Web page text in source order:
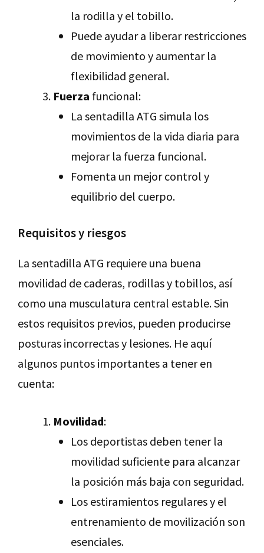
la rodilla y el tobillo.
Puede ayudar a liberar restricciones
de movimiento y aumentar la
flexibilidad general.
Fuerza funcional:
La sentadilla ATG simula los
movimientos de la vida diaria para
mejorar la fuerza funcional.
Fomenta un mejor control y
equilibrio del cuerpo.
Requisitos y riesgos
La sentadilla ATG requiere una buena
movilidad de caderas, rodillas y tobillos, así
como una musculatura central estable. Sin
estos requisitos previos, pueden producirse
posturas incorrectas y lesiones. He aquí
algunos puntos importantes a tener en
cuenta:
Movilidad:
Los deportistas deben tener la
movilidad suficiente para alcanzar
la posición más baja con seguridad.
Los estiramientos regulares y el
entrenamiento de movilización son
esenciales.